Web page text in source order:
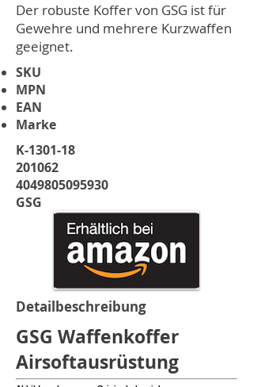
Der robuste Koffer von GSG ist für
Gewehre und mehrere Kurzwaffen
geeignet.
K-1301-18
201062
4049805095930
GSG
Detailbeschreibung
GSG Waffenkoffer
Airsoftausrüstung
SKU
MPN
EAN
Marke